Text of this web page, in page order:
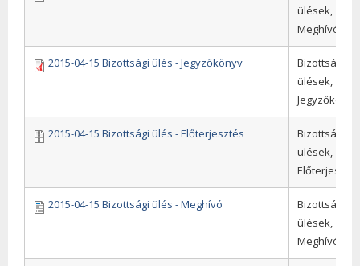
ülések,
Meghívók
2015-04-15 Bizottsági ülés - Jegyzőkönyv
Bizottsági
ülések,
2015-04-15 Bizottsági ülés - Előterjesztés
Bizottsági
ülések,
2015-04-15 Bizottsági ülés - Meghívó
Bizottsági
ülések,
Meghívók